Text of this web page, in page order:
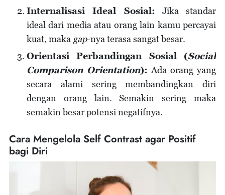
Internalisasi Ideal Sosial: Jika standar
ideal dari media atau orang lain kamu percayai
kuat, maka gap-nya terasa sangat besar.
Orientasi Perbandingan Sosial (Social
Comparison Orientation): Ada orang yang
secara alami sering membandingkan diri
dengan orang lain. Semakin sering maka
semakin besar potensi negatifnya.
Cara Mengelola Self Contrast agar Positif
bagi Diri